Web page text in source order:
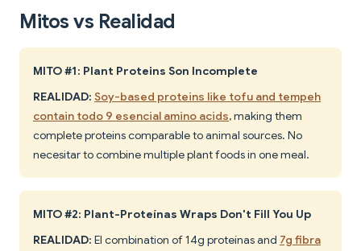
Mitos vs Realidad
MITO #1: Plant Proteins Son Incomplete
REALIDAD: Soy-based proteins like tofu and tempeh
contain todo 9 esencial amino acids, making them
complete proteins comparable to animal sources. No
necesitar to combine multiple plant foods in one meal.
MITO #2: Plant-Proteínas Wraps Don't Fill You Up
REALIDAD: El combination of 14g proteínas and 7g fibra